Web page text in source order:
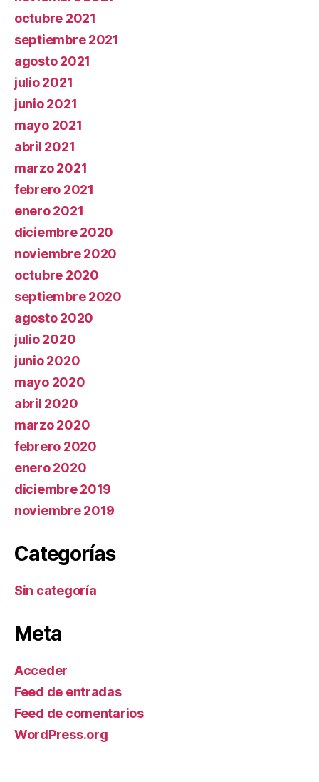
octubre 2021
septiembre 2021
agosto 2021
julio 2021
junio 2021
mayo 2021
abril 2021
marzo 2021
febrero 2021
enero 2021
diciembre 2020
noviembre 2020
octubre 2020
septiembre 2020
agosto 2020
julio 2020
junio 2020
mayo 2020
abril 2020
marzo 2020
febrero 2020
enero 2020
diciembre 2019
noviembre 2019
Categorías
Sin categoría
Meta
Acceder
Feed de entradas
Feed de comentarios
WordPress.org